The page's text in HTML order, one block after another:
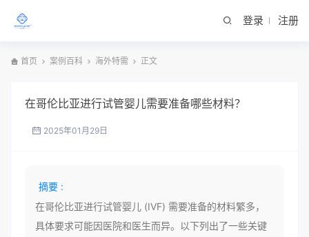
登录 注册
首页 案例百科 海外特需 正文
在哥伦比亚进行试管婴儿需要准备哪些材料？
2025年01月29日
摘要 :
在哥伦比亚进行试管婴儿 (IVF) 需要准备的材料繁多，
具体要求可能因医院和医生而异。以下列出了一些关键